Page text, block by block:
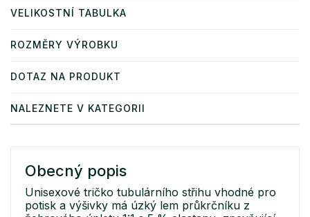
VELIKOSTNÍ TABULKA
ROZMĚRY VÝROBKU
DOTAZ NA PRODUKT
NALEZNETE V KATEGORII
Obecný popis
Unisexové tričko tubulárního střihu vhodné pro
potisk a výšivky má úzký lem průkrčníku z